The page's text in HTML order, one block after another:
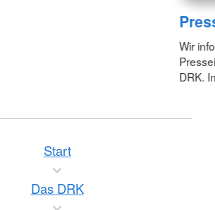
Wir
DRK.
Start
Das DRK